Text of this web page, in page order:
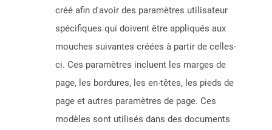
créé afin d'avoir des paramètres utilisateur
spécifiques qui doivent être appliqués aux
mouches suivantes créées à partir de celles-
ci. Ces paramètres incluent les marges de
page, les bordures, les en-têtes, les pieds de
page et autres paramètres de page. Ces
modèles sont utilisés dans des documents